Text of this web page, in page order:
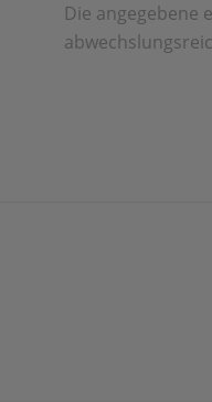
Die angegebene